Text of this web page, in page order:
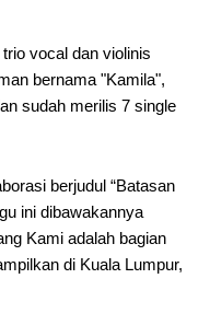
vocal dan violinis
bernama "Kamila",
sudah merilis 7 single
berjudul “Batasan
ini dibawakannya
Kami adalah bagian
di Kuala Lumpur,